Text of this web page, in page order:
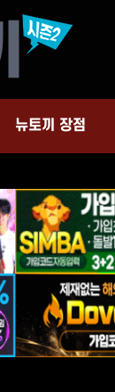
뉴토끼 장점